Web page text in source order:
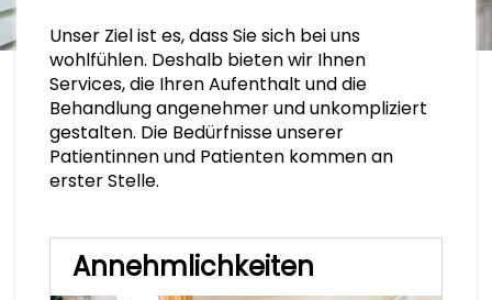
Unser Ziel ist es, dass Sie sich bei uns
wohlfühlen. Deshalb bieten wir Ihnen
Services, die Ihren Aufenthalt und die
Behandlung angenehmer und unkompliziert
gestalten. Die Bedürfnisse unserer
Patientinnen und Patienten kommen an
erster Stelle.
Annehmlichkeiten